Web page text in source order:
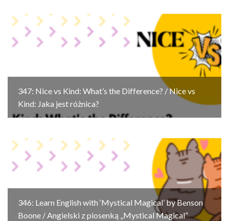
347: Nice vs Kind: What’s the Difference? / Nice vs
Kind: Jaka jest różnica?
346: Learn English with ‘Mystical Magical’ by Benson
Boone / Angielski z piosenką „Mystical Magical”